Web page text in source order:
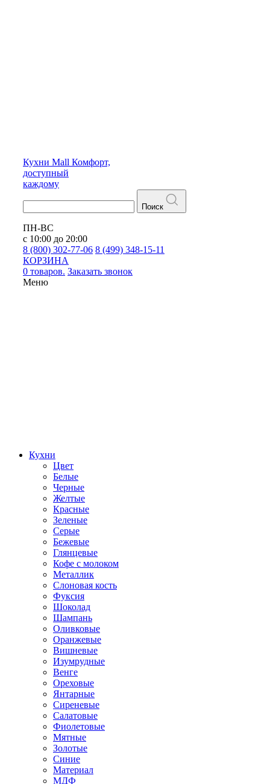
Кухни Mall Комфорт,
доступный
каждому
Поиск
ПН-ВС
с 10:00 до 20:00
8 (800) 302-77-06 8 (499) 348-15-11
КОРЗИНА
0 товаров. Заказать звонок
Меню
Кухни
Цвет
Белые
Черные
Желтые
Красные
Зеленые
Серые
Бежевые
Глянцевые
Кофе с молоком
Металлик
Слоновая кость
Фуксия
Шоколад
Шампань
Оливковые
Оранжевые
Вишневые
Изумрудные
Венге
Ореховые
Янтарные
Сиреневые
Салатовые
Фиолетовые
Мятные
Золотые
Синие
Материал
МДФ